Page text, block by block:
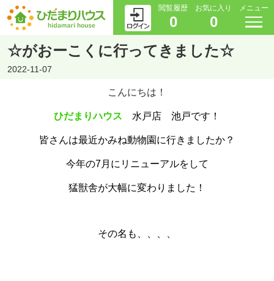
閲覧履歴
0
お気に入り
0
メニュー
☆がおーこくに行ってきました☆
2022-11-07
こんにちは！
ひだまりハウス 水戸店 池戸です！
皆さんは最近かみね動物園に行きましたか？
今年の7月にリニューアルをして
猛獣舎が大幅に変わりました！
その名も、、、、